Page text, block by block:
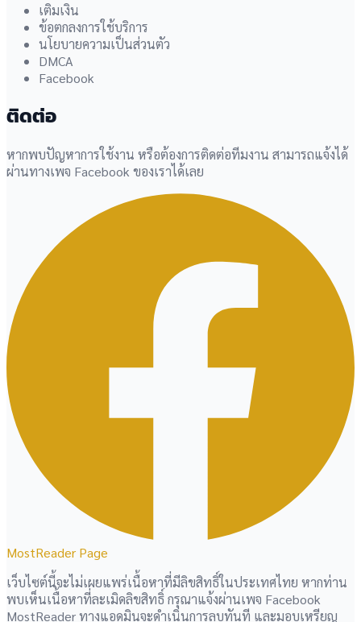
เติมเงิน
ข้อตกลงการใช้บริการ
นโยบายความเป็นส่วนตัว
DMCA
Facebook
ติดต่อ
หากพบปัญหาการใช้งาน หรือต้องการติดต่อทีมงาน สามารถแจ้งได้
ผ่านทางเพจ Facebook ของเราได้เลย
MostReader Page
เว็บไซต์นี้จะไม่เผยแพร่เนื้อหาที่มีลิขสิทธิ์ในประเทศไทย หากท่าน
พบเห็นเนื้อหาที่ละเมิดลิขสิทธิ์ กรุณาแจ้งผ่านเพจ Facebook
MostReader ทางแอดมินจะดำเนินการลบทันที และมอบเหรียญ